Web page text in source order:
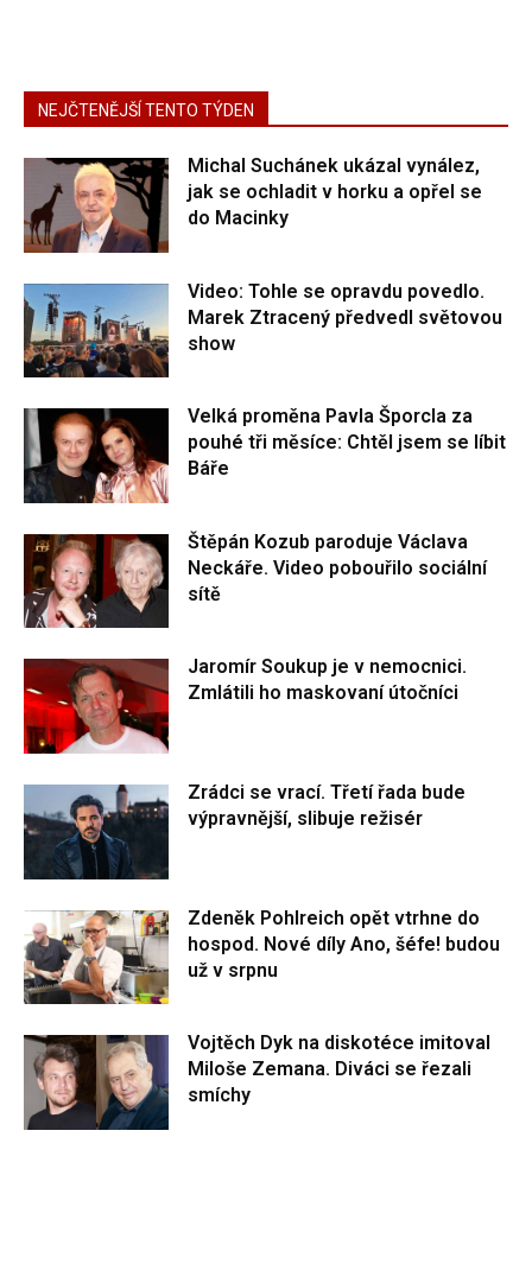
NEJČTENĚJŠÍ TENTO TÝDEN
Michal Suchánek ukázal vynález,
jak se ochladit v horku a opřel se
do Macinky
Video: Tohle se opravdu povedlo.
Marek Ztracený předvedl světovou
show
Velká proměna Pavla Šporcla za
pouhé tři měsíce: Chtěl jsem se líbit
Báře
Štěpán Kozub paroduje Václava
Neckáře. Video pobouřilo sociální
sítě
Jaromír Soukup je v nemocnici.
Zmlátili ho maskovaní útočníci
Zrádci se vrací. Třetí řada bude
výpravnější, slibuje režisér
Zdeněk Pohlreich opět vtrhne do
hospod. Nové díly Ano, šéfe! budou
už v srpnu
Vojtěch Dyk na diskotéce imitoval
Miloše Zemana. Diváci se řezali
smíchy